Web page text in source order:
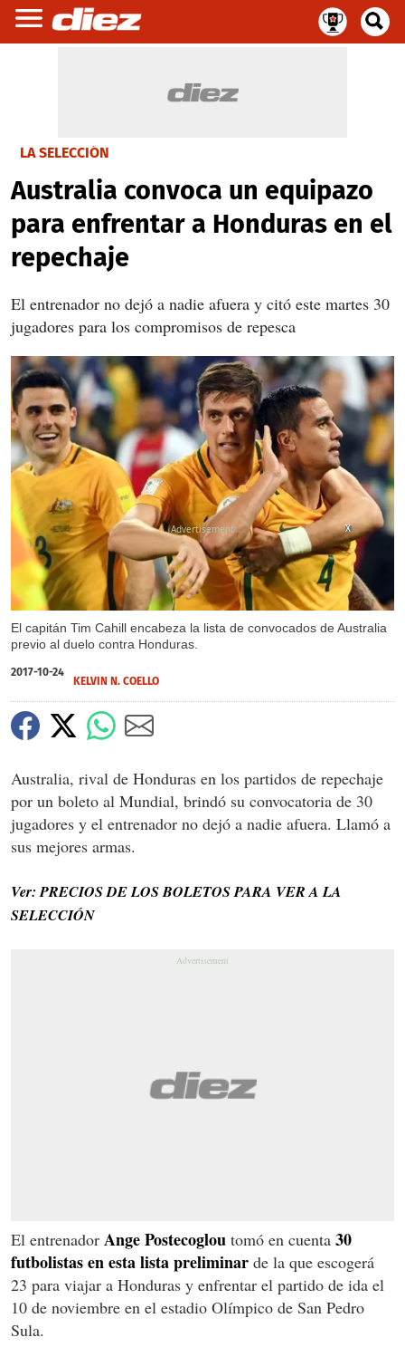
LA SELECCIÓN
Australia convoca un equipazo
para enfrentar a Honduras en el
repechaje
El entrenador no dejó a nadie afuera y citó este martes 30
jugadores para los compromisos de repesca
El capitán Tim Cahill encabeza la lista de convocados de Australia
previo al duelo contra Honduras.
X
2017-10-24
KELVIN N. COELLO
Australia, rival de Honduras en los partidos de repechaje
por un boleto al Mundial, brindó su convocatoria de 30
jugadores y el entrenador no dejó a nadie afuera. Llamó a
sus mejores armas.
Ver: PRECIOS DE LOS BOLETOS PARA VER A LA
SELECCIÓN
El entrenador Ange Postecoglou tomó en cuenta 30
futbolistas en esta lista preliminar de la que escogerá
23 para viajar a Honduras y enfrentar el partido de ida el
10 de noviembre en el estadio Olímpico de San Pedro
Sula.